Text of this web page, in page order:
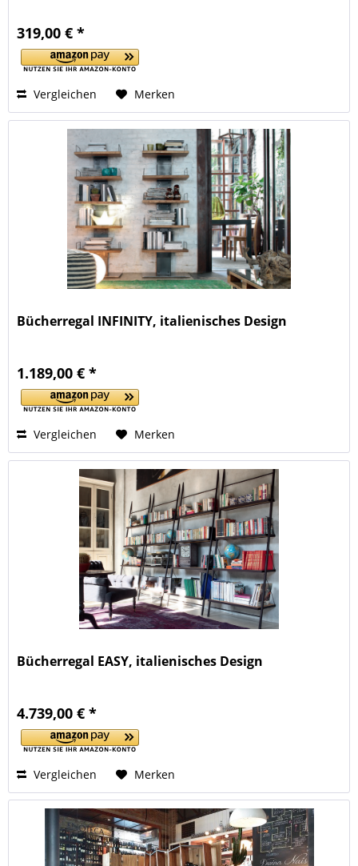
319,00 € *
Vergleichen Merken
Bücherregal INFINITY, italienisches Design
1.189,00 € *
Vergleichen Merken
Bücherregal EASY, italienisches Design
4.739,00 € *
Vergleichen Merken